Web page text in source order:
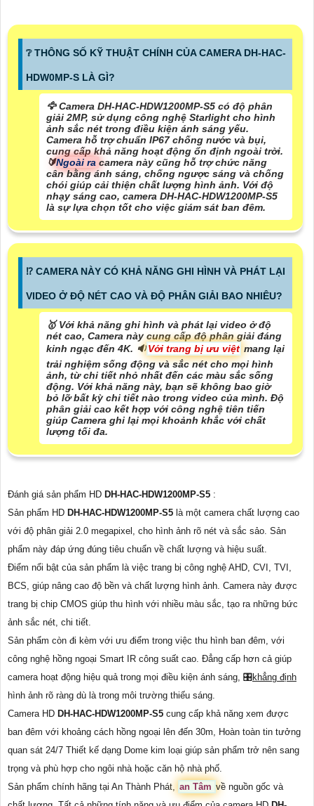
❔ THÔNG SỐ KỸ THUẬT CHÍNH CỦA CAMERA DH-HAC-
HDW0MP-S LÀ GÌ?
🦅 Camera DH-HAC-HDW1200MP-S5 có độ phân
giải 2MP, sử dụng công nghệ Starlight cho hình
ảnh sắc nét trong điều kiện ánh sáng yếu.
Camera hỗ trợ chuẩn IP67 chống nước và bụi,
cung cấp khả năng hoạt động ổn định ngoài trời.
🔰Ngoài ra camera này cũng hỗ trợ chức năng
cân bằng ánh sáng, chống ngược sáng và chống
chói giúp cải thiện chất lượng hình ảnh. Với độ
nhạy sáng cao, camera DH-HAC-HDW1200MP-S5
là sự lựa chọn tốt cho việc giám sát ban đêm.
⁉️ CAMERA NÀY CÓ KHẢ NĂNG GHI HÌNH VÀ PHÁT LẠI
VIDEO Ở ĐỘ NÉT CAO VÀ ĐỘ PHÂN GIẢI BAO NHIÊU?
🥇 Với khả năng ghi hình và phát lại video ở độ
nét cao, Camera này cung cấp độ phân giải đáng
kinh ngạc đến 4K. 🔉Với trang bị ưu việt mang lại
trải nghiệm sống động và sắc nét cho mọi hình
ảnh, từ chi tiết nhỏ nhất đến các màu sắc sống
động. Với khả năng này, bạn sẽ không bao giờ
bỏ lỡ bất kỳ chi tiết nào trong video của mình. Độ
phân giải cao kết hợp với công nghệ tiên tiến
giúp Camera ghi lại mọi khoảnh khắc với chất
lượng tối đa.
Đánh giá sản phẩm HD DH-HAC-HDW1200MP-S5 :
Sản phẩm HD DH-HAC-HDW1200MP-S5 là một camera chất lượng cao
với độ phân giải 2.0 megapixel, cho hình ảnh rõ nét và sắc sảo. Sản
phẩm này đáp ứng đúng tiêu chuẩn về chất lượng và hiệu suất.
Điểm nổi bật của sản phẩm là việc trang bị công nghệ AHD, CVI, TVI,
BCS, giúp nâng cao độ bền và chất lượng hình ảnh. Camera này được
trang bị chip CMOS giúp thu hình với nhiều màu sắc, tạo ra những bức
ảnh sắc nét, chi tiết.
Sản phẩm còn đi kèm với ưu điểm trong việc thu hình ban đêm, với
công nghệ hồng ngoại Smart IR công suất cao. Đẳng cấp hơn cả giúp
camera hoạt động hiệu quả trong mọi điều kiện ánh sáng, 🎛 khẳng định
hình ảnh rõ ràng dù là trong môi trường thiếu sáng.
Camera HD DH-HAC-HDW1200MP-S5 cung cấp khả năng xem được
ban đêm với khoảng cách hồng ngoại lên đến 30m, Hoàn toàn tin tưởng
quan sát 24/7 Thiết kế dạng Dome kim loại giúp sản phẩm trở nên sang
trọng và phù hợp cho ngôi nhà hoặc căn hộ nhà phố.
Sản phẩm chính hãng tại An Thành Phát, an Tâm về nguồn gốc và